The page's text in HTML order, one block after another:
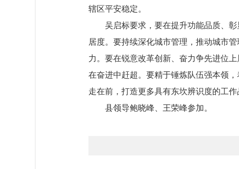
辖区平安稳定。
吴启标要求，要在提升功能品质、
居度。要持续深化城市管理，推动城市
力。要在锐意改革创新、奋力争先进位
在奋进中赶超。要精于锤炼队伍强本领
走在前，打造更多具有东坎辨识度的工作
县领导鲍晓峰、王荣峰参加。